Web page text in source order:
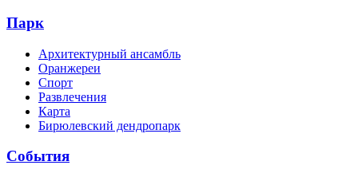
Парк
Архитектурный ансамбль
Оранжереи
Спорт
Развлечения
Карта
Бирюлевский дендропарк
События